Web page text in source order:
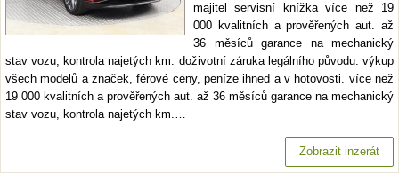
majitel servisní knížka více než 19
000 kvalitních a prověřených aut. až
36 měsíců garance na mechanický
stav vozu, kontrola najetých km. doživotní záruka legálního původu. výkup
všech modelů a značek, férové ceny, peníze ihned a v hotovosti. více než
19 000 kvalitních a prověřených aut. až 36 měsíců garance na mechanický
stav vozu, kontrola najetých km.…
Zobrazit inzerát